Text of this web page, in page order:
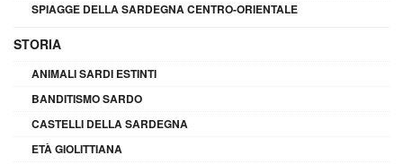
SPIAGGE DELLA SARDEGNA CENTRO-ORIENTALE
STORIA
ANIMALI SARDI ESTINTI
BANDITISMO SARDO
CASTELLI DELLA SARDEGNA
ETÀ GIOLITTIANA